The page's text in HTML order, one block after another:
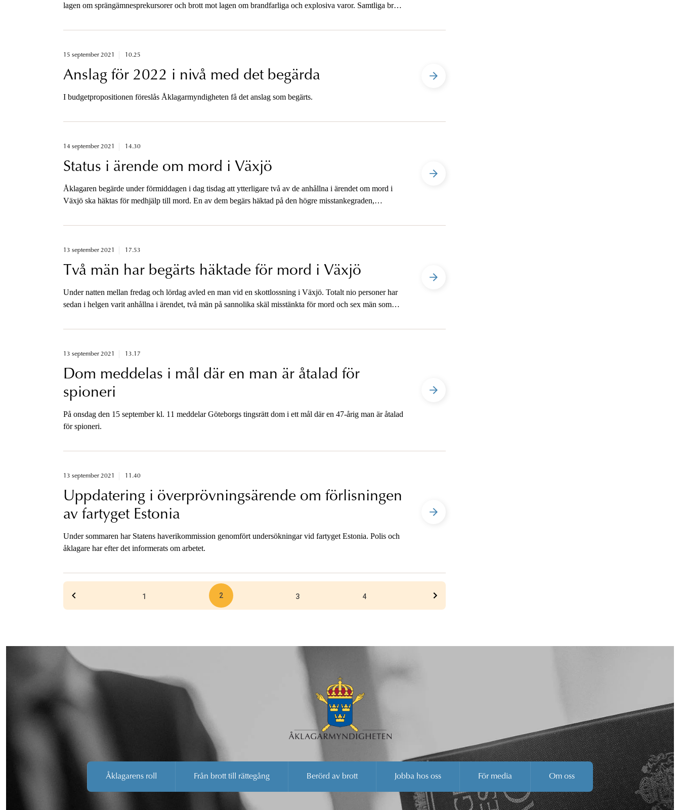
lagen om sprängämnesprekursorer och brott mot lagen om brandfarliga och explosiva varor. Samtliga brott
15 september 2021 10.25
Anslag för 2022 i nivå med det begärda
I budgetpropositionen föreslås Åklagarmyndigheten få det anslag som begärts.
14 september 2021 14.30
Status i ärende om mord i Växjö
Åklagaren begärde under förmiddagen i dag tisdag att ytterligare två av de anhållna i ärendet om mord i
Växjö ska häktas för medhjälp till mord. En av dem begärs häktad på den högre misstankegraden,
Häktningsförhandlingar mot dessa två personer kommer att ske i morgon onsdag i Växjö tingsrätt, det är
13 september 2021 17.53
Två män har begärts häktade för mord i Växjö
Under natten mellan fredag och lördag avled en man vid en skottlossning i Växjö. Totalt nio personer har
sedan i helgen varit anhållna i ärendet, två män på sannolika skäl misstänkta för mord och sex män som
Växjö tingsrätt mot de två som misstänks för mord. För tre av dem som suttit på skälig misstanke för
13 september 2021 13.17
Dom meddelas i mål där en man är åtalad för
spioneri
På onsdag den 15 september kl. 11 meddelar Göteborgs tingsrätt dom i ett mål där en 47-årig man är åtalad
för spioneri.
13 september 2021 11.40
Uppdatering i överprövningsärende om förlisningen
av fartyget Estonia
Under sommaren har Statens haverikommission genomfört undersökningar vid fartyget Estonia. Polis och
åklagare har efter det informerats om arbetet.
1 2 3 4
Åklagarens roll Från brott till rättegång Berörd av brott Jobba hos oss För media Om oss